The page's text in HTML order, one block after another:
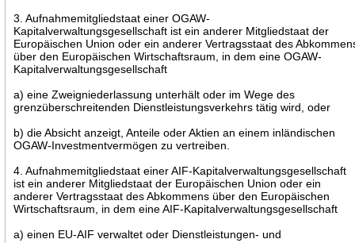
3. Aufnahmemitgliedstaat einer OGAW-
Kapitalverwaltungsgesellschaft ist ein anderer Mitgliedstaat der
Europäischen Union oder ein anderer Vertragsstaat des
über den Europäischen Wirtschaftsraum, in dem eine OGAW-
Kapitalverwaltungsgesellschaft
a) eine Zweigniederlassung unterhält oder im Wege des
grenzüberschreitenden Dienstleistungsverkehrs tätig wird, oder
b) die Absicht anzeigt, Anteile oder Aktien an einem inländischen
OGAW-Investmentvermögen zu vertreiben.
4. Aufnahmemitgliedstaat einer AIF-Kapitalverwaltungsgesellschaft
ist ein anderer Mitgliedstaat der Europäischen Union oder ein
anderer Vertragsstaat des Abkommens über den Europäischen
Wirtschaftsraum, in dem eine AIF-Kapitalverwaltungsgesellschaft
a) einen EU-AIF verwaltet oder Dienstleistungen- und